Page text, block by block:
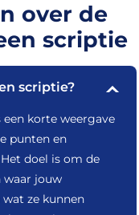
over de
scriptie
scriptie?
korte weergave
punten en
doel is om de
waar jouw
ze kunnen